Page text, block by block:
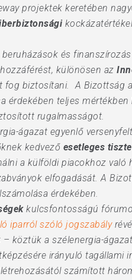
projektek keretében
és finanszírozás
különösen az
fog biztosítani. A Bizottság
érdekében teljes
rugalmasságot.
ágazat egyenlő
kedvező esetleges
a külföldi piacokhoz való
elfogadását. A
érdekében.
kulcsfontosságú
iparról szóló jogszabály
köztük a szélenergia-
irányuló tagállami
számított